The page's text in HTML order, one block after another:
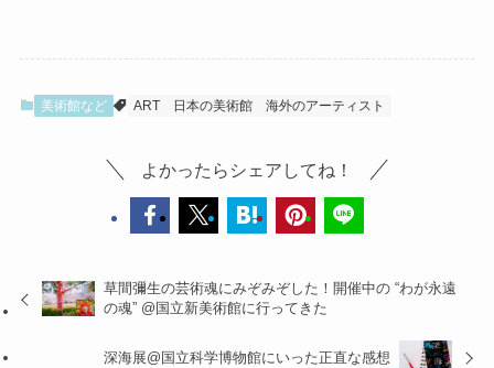
美術館など ART 日本の美術館 海外のアーティスト
よかったらシェアしてね！
草間彌生の芸術魂にみぞみぞした！開催中の “わが永遠
の魂” @国立新美術館に行ってきた
深海展@国立科学博物館にいった正直な感想